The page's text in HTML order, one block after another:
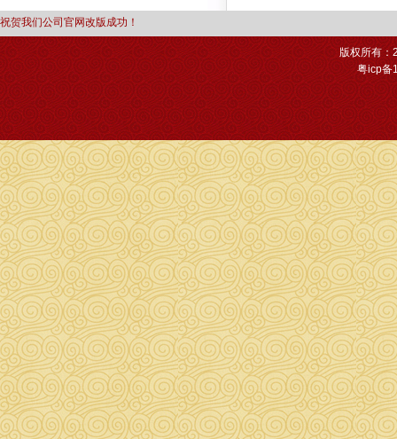
祝贺我们公司官网改版成功！
版权所有：
粤icp备